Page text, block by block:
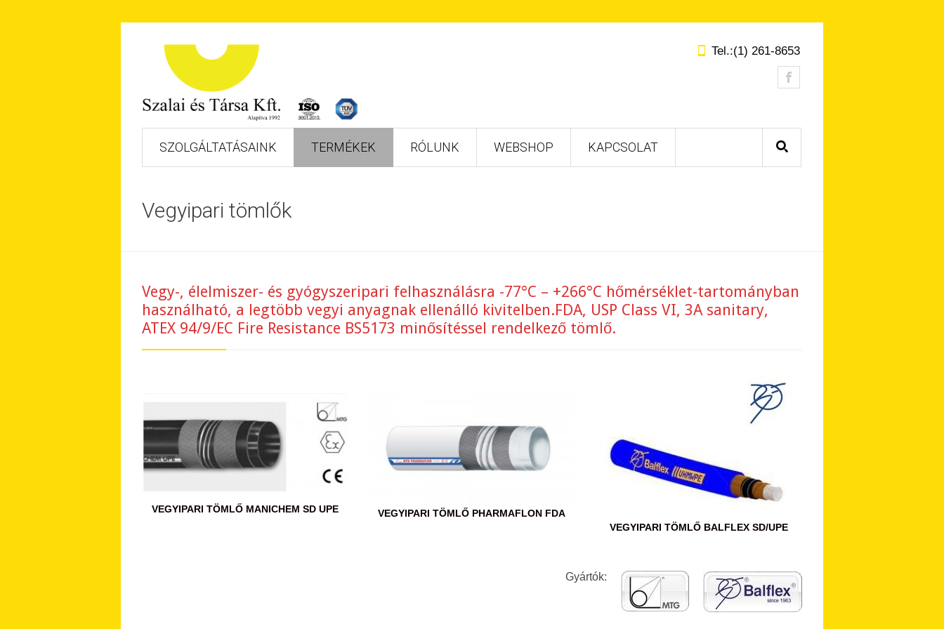
Tel.:(1) 261-8653
SZOLGÁLTATÁSAINK TERMÉKEK RÓLUNK WEBSHOP KAPCSOLAT
Vegyipari tömlők
Vegy-, élelmiszer- és gyógyszeripari felhasználásra -77°C – +266°C hőmérséklet-tartományban
használható, a legtöbb vegyi anyagnak ellenálló kivitelben.FDA, USP Class VI, 3A sanitary,
ATEX 94/9/EC Fire Resistance BS5173 minősítéssel rendelkező tömlő.
VEGYIPARI TÖMLŐ MANICHEM SD UPE
VEGYIPARI TÖMLŐ PHARMAFLON FDA
VEGYIPARI TÖMLŐ BALFLEX SD/UPE
Gyártók: